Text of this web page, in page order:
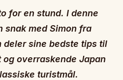
for en stund. I denne
snak med Simon fra
deler sine bedste tips til
overraskende Japan
turistmål.